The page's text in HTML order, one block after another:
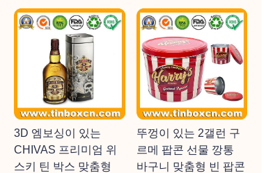
3D 엠보싱이 있는
CHIVAS 프리미엄 위
스키 틴 박스 맞춤형
뚜껑이 있는 2갤런 구
르메 팝콘 선물 깡통
바구니 맞춤형 빈 팝콘